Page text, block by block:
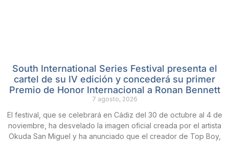
South International Series Festival presenta el
cartel de su IV edición y concederá su primer
Premio de Honor Internacional a Ronan Bennett
7 agosto, 2026
El festival, que se celebrará en Cádiz del 30 de octubre al 4 de
noviembre, ha desvelado la imagen oficial creada por el artista
Okuda San Miguel y ha anunciado que el creador de Top Boy,